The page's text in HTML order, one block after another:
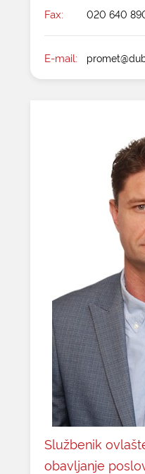
Fax: 020 640
E-mail:
Službenik
obavljanje